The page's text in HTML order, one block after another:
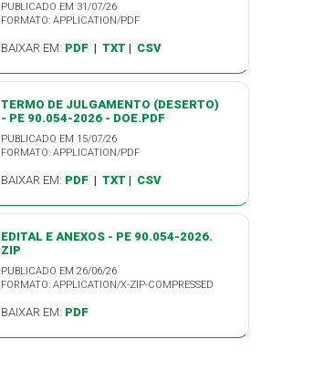
PUBLICADO EM 31/07/26
FORMATO: APPLICATION/PDF
BAIXAR EM: PDF | TXT | CSV
TERMO DE JULGAMENTO (DESERTO)
- PE 90.054-2026 - DOE.PDF
PUBLICADO EM 15/07/26
FORMATO: APPLICATION/PDF
BAIXAR EM: PDF | TXT | CSV
EDITAL E ANEXOS - PE 90.054-2026.
ZIP
PUBLICADO EM 26/06/26
FORMATO: APPLICATION/X-ZIP-COMPRESSED
BAIXAR EM: PDF